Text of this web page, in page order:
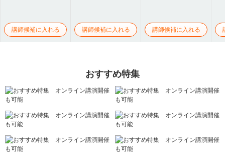
講師候補に入れる 講師候補に入れる 講師候補に入れる
おすすめ特集